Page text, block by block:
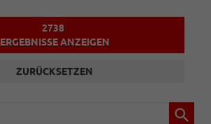
2738
ERGEBNISSE ANZEIGEN
ZURÜCKSETZEN